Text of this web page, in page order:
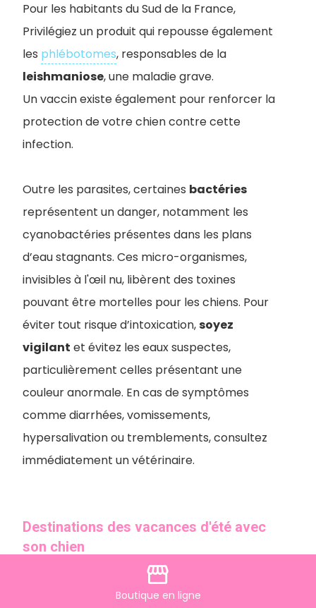
Pour les habitants du Sud de la France,
Privilégiez un produit qui repousse également
les phlébotomes, responsables de la
leishmaniose, une maladie grave.
Un vaccin existe également pour renforcer la
protection de votre chien contre cette
infection.
Outre les parasites, certaines bactéries
représentent un danger, notamment les
cyanobactéries présentes dans les plans
d’eau stagnants. Ces micro-organismes,
invisibles à l'œil nu, libèrent des toxines
pouvant être mortelles pour les chiens. Pour
éviter tout risque d’intoxication,soyez
vigilant et évitez les eaux suspectes,
particulièrement celles présentant une
couleur anormale. En cas de symptômes
comme diarrhées, vomissements,
hypersalivation ou tremblements, consultez
immédiatement un vétérinaire.
Destinations des vacances d'été avec
son chien
Ou partir en vacances cet été avec un
storefront
Boutique en ligne